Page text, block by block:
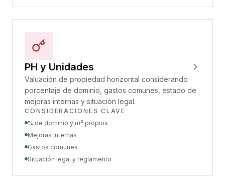
PH y Unidades
Valuación de propiedad horizontal considerando
porcentaje de dominio, gastos comunes, estado de
mejoras internas y situación legal.
CONSIDERACIONES CLAVE
% de dominio y m² propios
Mejoras internas
Gastos comunes
Situación legal y reglamento